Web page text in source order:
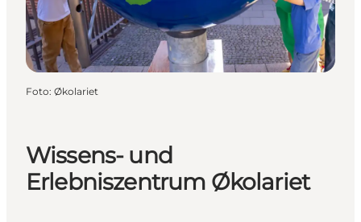
Wissens- und
Erlebniszentrum Økolariet
Foto: Økolariet